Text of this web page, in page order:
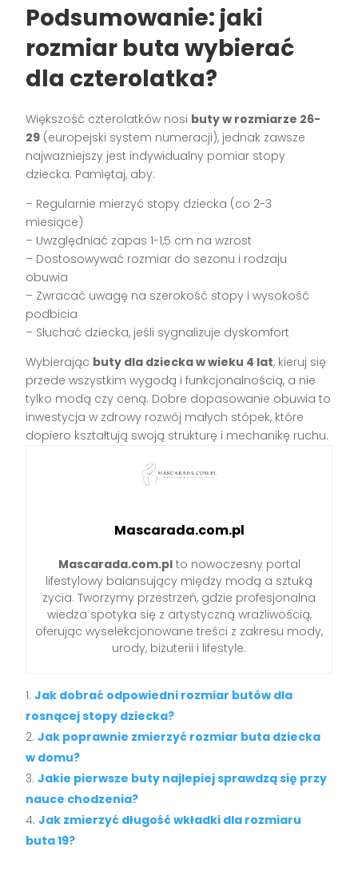
Podsumowanie: jaki
rozmiar buta wybierać
dla czterolatka?
Większość czterolatków nosi buty w rozmiarze 26-
29 (europejski system numeracji), jednak zawsze
najważniejszy jest indywidualny pomiar stopy
dziecka. Pamiętaj, aby:
– Regularnie mierzyć stopy dziecka (co 2-3
miesiące)
– Uwzględniać zapas 1-1,5 cm na wzrost
– Dostosowywać rozmiar do sezonu i rodzaju
obuwia
– Zwracać uwagę na szerokość stopy i wysokość
podbicia
– Słuchać dziecka, jeśli sygnalizuje dyskomfort
Wybierając buty dla dziecka w wieku 4 lat, kieruj się
przede wszystkim wygodą i funkcjonalnością, a nie
tylko modą czy ceną. Dobre dopasowanie obuwia to
inwestycja w zdrowy rozwój małych stópek, które
dopiero kształtują swoją strukturę i mechanikę ruchu.
Mascarada.com.pl
Mascarada.com.plto nowoczesny portal
lifestylowy balansujący między modą a sztuką
życia. Tworzymy przestrzeń, gdzie profesjonalna
wiedza spotyka się z artystyczną wrażliwością,
oferując wyselekcjonowane treści z zakresu mody,
urody, biżuterii i lifestyle.
Jak dobrać odpowiedni rozmiar butów dla
rosnącej stopy dziecka?
Jak poprawnie zmierzyć rozmiar buta dziecka
w domu?
Jakie pierwsze buty najlepiej sprawdzą się przy
nauce chodzenia?
Jak zmierzyć długość wkładki dla rozmiaru
buta 19?